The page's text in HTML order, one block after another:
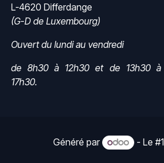
L-4620 Differdange
(G-D de Luxembourg)
Ouvert du lundi au vendredi
de 8h30 à 12h30 et de 13h30 à
17h30.
Généré par - Le #1